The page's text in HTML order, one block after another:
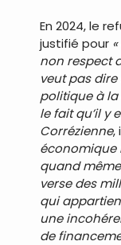
En 2024, le
justifié pour
non respect
veut pas dire
politique à
le fait qu’il y
Corrézienne,
économique
quand
verse des
qui
une
de